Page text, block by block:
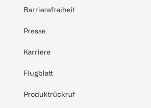
Barrierefreiheit
Presse
Karriere
Flugblatt
Produktrückruf